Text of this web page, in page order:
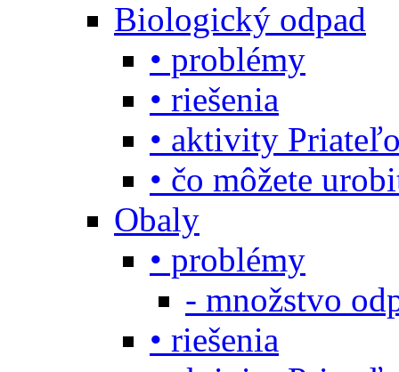
Biologický odpad
• problémy
• riešenia
• aktivity
• čo môžete
Obaly
• problémy
- množstvo
• riešenia